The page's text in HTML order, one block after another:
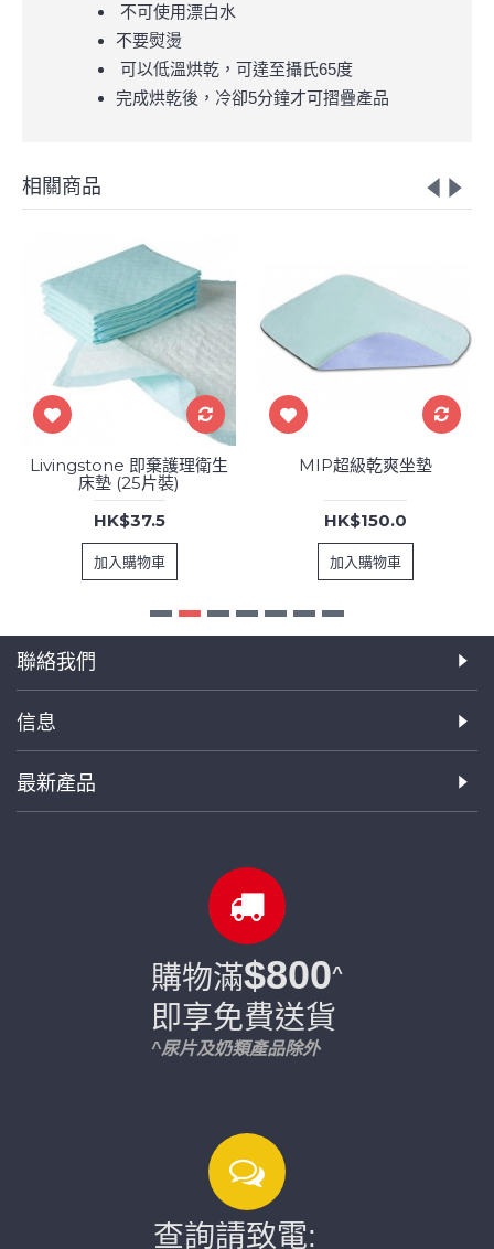
不可使用漂白水
不要熨燙
可以低溫烘乾，可達至攝氏65度
完成烘乾後，冷卻5分鐘才可摺疊產品
相關商品
Livingstone 即棄護理衛生
床墊 (25片裝)
HK$37.5
加入購物車
MIP超級乾爽坐墊
HK$150.0
加入購物車
聯絡我們
信息
最新產品
購物滿$800^
即享免費送貨
^尿片及奶類產品除外
查詢請致電: